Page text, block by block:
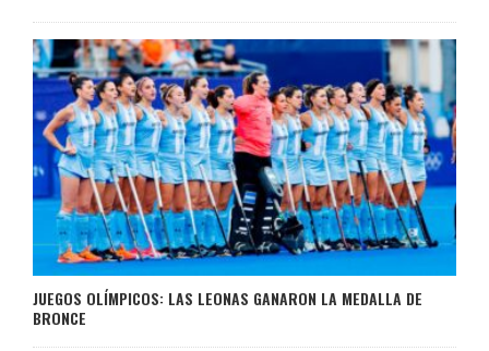
JUEGOS OLÍMPICOS: LAS LEONAS GANARON LA MEDALLA DE
BRONCE